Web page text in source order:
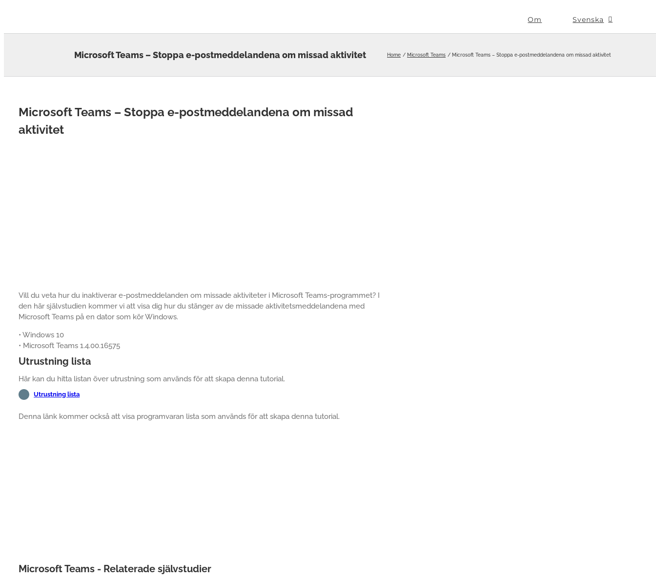
Om Svenska
Microsoft Teams – Stoppa e-postmeddelandena om missad aktivitet Home Microsoft Teams Microsoft Teams – Stoppa e-postmeddelandena om missad aktivitet
Microsoft Teams – Stoppa e-postmeddelandena om missad
aktivitet
Vill du veta hur du inaktiverar e-postmeddelanden om missade aktiviteter i Microsoft Teams-programmet? I
den här självstudien kommer vi att visa dig hur du stänger av de missade aktivitetsmeddelandena med
Microsoft Teams på en dator som kör Windows.
• Windows 10
• Microsoft Teams 1.4.00.16575
Utrustning lista
Här kan du hitta listan över utrustning som används för att skapa denna tutorial.
Utrustning lista
Denna länk kommer också att visa programvaran lista som används för att skapa denna tutorial.
Microsoft Teams - Relaterade självstudier